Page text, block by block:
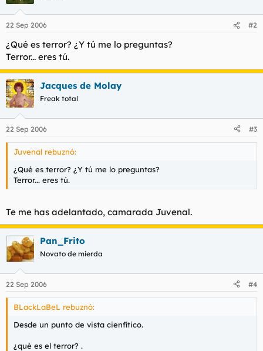
22 Sep 2006 #2
¿Qué es terror? ¿Y tú me lo preguntas?
Terror... eres tú.
Jacques de Molay
Freak total
22 Sep 2006 #3
Juvenal rebuznó:
¿Qué es terror? ¿Y tú me lo preguntas?
Terror... eres tú.
Te me has adelantado, camarada Juvenal.
Pan_Frito
Novato de mierda
22 Sep 2006 #4
BLackLaBeL rebuznó:
Desde un punto de vista cienfítico.
¿qué es el terror? .